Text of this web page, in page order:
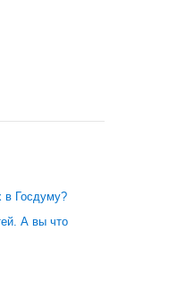
в Госдуму?
А вы что